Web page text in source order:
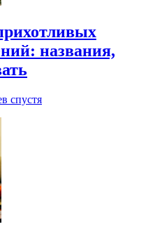
названия,
спустя